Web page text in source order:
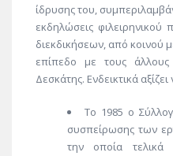
ίδρυσης του,
εκδηλώσεις φιλειρηνικού
διεκδικήσεων, από κοινού
επίπεδο με τους
Δεσκάτης. Ενδεικτικά
Το 1985 ο
συσπείρωσης των
την οποία